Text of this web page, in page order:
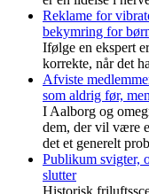
Reklame for
bekymring for
Ifølge en ekspert
korrekte, når det
Afviste
som aldrig før,
I Aalborg og
dem, der vil være
det et generelt
Publikum svigter,
slutter